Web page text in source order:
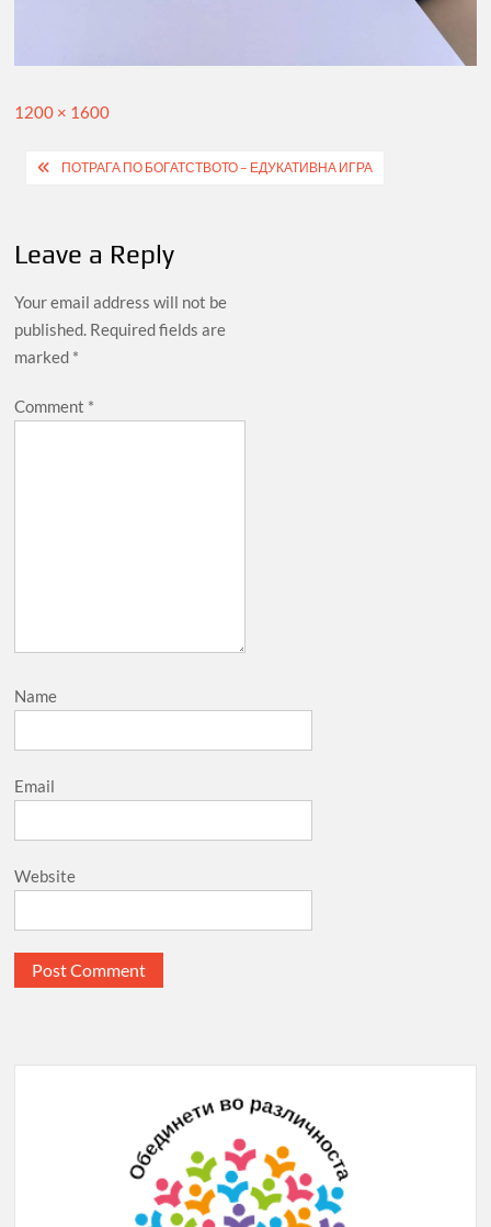
Full
1200 × 1600
PostПОТРАГА ПО БОГАТСТВОТО – ЕДУКАТИВНА ИГРА
Leave a Reply
Your email address will not be
published. Required fields are
marked *
Comment *
Name
Email
Website